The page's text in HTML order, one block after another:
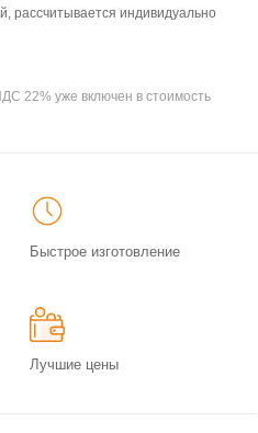
рассчитывается индивидуально
22% уже включен в стоимость
Быстрое изготовление
Лучшие цены